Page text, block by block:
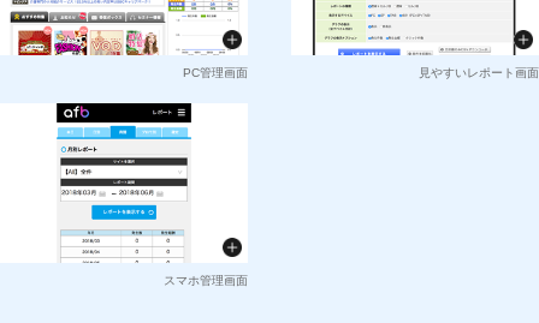
PC管理画面 見やすいレポート画面
スマホ管理画面